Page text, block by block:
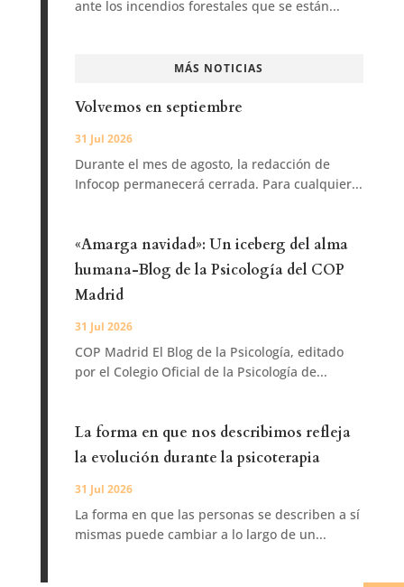
ante los incendios forestales que se están...
MÁS NOTICIAS
Volvemos en septiembre
31 Jul 2026
Durante el mes de agosto, la redacción de
Infocop permanecerá cerrada. Para cualquier...
«Amarga navidad»: Un iceberg del alma
humana-Blog de la Psicología del COP
Madrid
31 Jul 2026
COP Madrid El Blog de la Psicología, editado
por el Colegio Oficial de la Psicología de...
La forma en que nos describimos refleja
la evolución durante la psicoterapia
31 Jul 2026
La forma en que las personas se describen a sí
mismas puede cambiar a lo largo de un...